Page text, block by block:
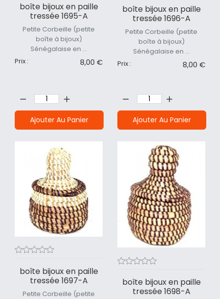
boîte bijoux en paille
tressée 1695-A
Petite Corbeille (petite
boîte à bijoux)
Sénégalaise en ...
Prix :
8,00 €
Ajouter Au Panier
boîte bijoux en paille
tressée 1696-A
Petite Corbeille (petite
boîte à bijoux)
Sénégalaise en ...
Prix :
8,00 €
Ajouter Au Panier
boîte bijoux en paille
tressée 1697-A
Petite Corbeille (petite
boîte bijoux en paille
tressée 1698-A